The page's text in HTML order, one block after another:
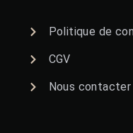
Politique de
CGV
Nous contacter